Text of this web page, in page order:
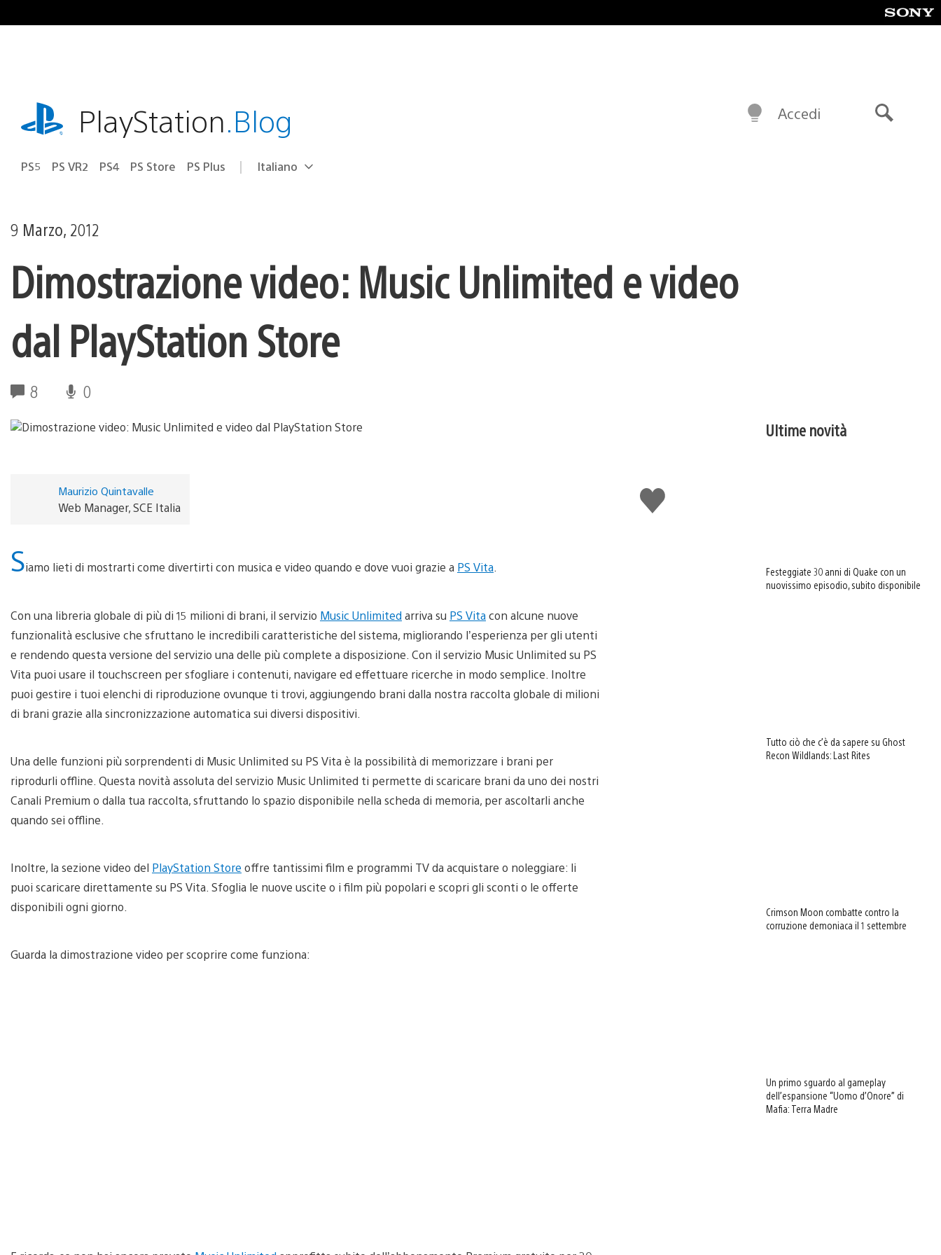
al
playstation.comPlayStation.Blog
PS5 PS VR2 PS4 PS Store PS Plus Seleziona
Regione
Italiano
Accedi
9 Marzo, 2012
Dimostrazione video: Music Unlimited e video
dal PlayStation Store
8 0
Mi
piace
Maurizio Quintavalle
Web Manager, SCE Italia
Siamo lieti di mostrarti come divertirti con musica e video quando e dove vuoi grazie a PS Vita
Con una libreria globale di più di 15 milioni di brani, il servizio Music Unlimited arriva su PS Vitacon alcune nuove
funzionalità esclusive che sfruttano le incredibili caratteristiche del sistema, migliorando l’esperienza per gli utenti
e rendendo questa versione del servizio una delle più complete a disposizione. Con il servizio Music Unlimited su PS
Vita puoi usare il touchscreen per sfogliare i contenuti, navigare ed effettuare ricerche in modo semplice. Inoltre
puoi gestire i tuoi elenchi di riproduzione ovunque ti trovi, aggiungendo brani dalla nostra raccolta globale di milioni
di brani grazie alla sincronizzazione automatica sui diversi dispositivi.
Una delle funzioni più sorprendenti di Music Unlimited su PS Vita è la possibilità di memorizzare i brani per
riprodurli offline. Questa novità assoluta del servizio Music Unlimited ti permette di scaricare brani da uno dei nostri
Canali Premium o dalla tua raccolta, sfruttando lo spazio disponibile nella scheda di memoria, per ascoltarli anche
quando sei offline.
Inoltre, la sezione video del PlayStation Store offre tantissimi film e programmi TV da acquistare o noleggiare: li
puoi scaricare direttamente su PS Vita. Sfoglia le nuove uscite o i film più popolari e scopri gli sconti o le offerte
disponibili ogni giorno.
Guarda la dimostrazione video per scoprire come funziona:
Ultime novità
Festeggiate 30 anni di Quake con un
nuovissimo episodio, subito disponibile
Tutto ciò che c’è da sapere su Ghost
Recon Wildlands: Last Rites
Crimson Moon combatte contro la
corruzione demoniaca il 1 settembre
Un primo sguardo al gameplay
dell’espansione “Uomo d’Onore” di
Mafia: Terra Madre